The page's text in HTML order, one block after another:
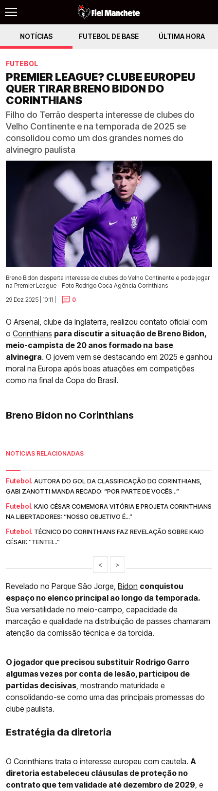
NOTÍCIAS FUTEBOL DE BASE ÚLTIMA HORA
FUTEBOL
PREMIER LEAGUE? CLUBE EUROPEU
QUER TIRAR BRENO BIDON DO
CORINTHIANS
Filho do Terrão desperta interesse de clubes do
Velho Continente e na temporada de 2025 se
consolidou como um dos grandes nomes do
alvinegro paulista
Breno Bidon desperta interesse de clubes do Velho Continente e pode jogar
na Premier League - Foto Rodrigo Coca Agência Corinthians
29 Dez 2025 | 10:11 |
0
O Arsenal, clube da Inglaterra, realizou contato oficial com
o Corinthians para discutir a situação de Breno Bidon,
meio-campista de 20 anos formado na base
alvinegra. O jovem vem se destacando em 2025 e ganhou
moral na Europa após boas atuações em competições
como na final da Copa do Brasil.
Breno Bidon no Corinthians
NOTÍCIAS RELACIONADAS
Futebol. AUTORA DO GOL DA CLASSIFICAÇÃO DO CORINTHIANS,
GABI ZANOTTI MANDA RECADO: “POR PARTE DE VOCÊS...”
Futebol. KAIO CÉSAR COMEMORA VITÓRIA E PROJETA CORINTHIANS
NA LIBERTADORES: “NOSSO OBJETIVO É...”
Futebol. TÉCNICO DO CORINTHIANS FAZ REVELAÇÃO SOBRE KAIO
CÉSAR: “TENTEI...”
< >
Revelado no Parque São Jorge, Bidon conquistou
espaço no elenco principal ao longo da temporada.
Sua versatilidade no meio-campo, capacidade de
marcação e qualidade na distribuição de passes chamaram
atenção da comissão técnica e da torcida.
O jogador que precisou substituir Rodrigo Garro
algumas vezes por conta de lesão, participou de
partidas decisivas, mostrando maturidade e
consolidando-se como uma das principais promessas do
clube paulista.
Estratégia da diretoria
O Corinthians trata o interesse europeu com cautela. A
diretoria estabeleceu cláusulas de proteção no
contrato que tem validade até dezembro de 2029, e